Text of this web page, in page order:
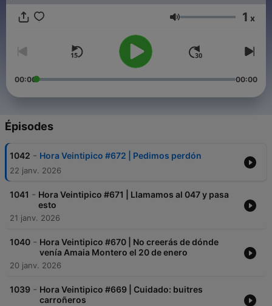
Volume 1 x
00:00 00:00
Épisodes
1042 - Hora Veintipico #672 | Pedimos perdón
22 janv. 2026
1041 - Hora Veintipico #671 | Llamamos al 047 y pasa
esto
21 janv. 2026
1040 - Hora Veintipico #670 | No creerás de dónde
venía Amaia Montero el 20 de enero
20 janv. 2026
1039 - Hora Veintipico #669 | Cuidado: buitres
carroñeros